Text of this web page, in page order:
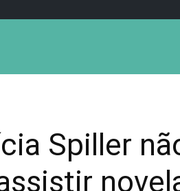
Spiller